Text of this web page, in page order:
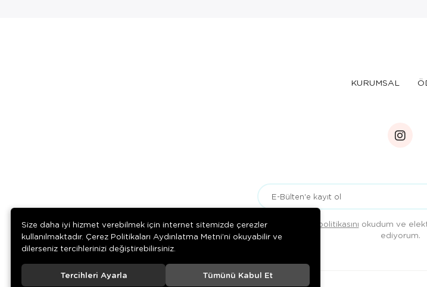
KURUMSAL
Gizlilik politikasını okudum ve
ediyorum.
Size daha iyi hizmet verebilmek için internet sitemizde çerezler
kullanılmaktadır. Çerez Politikaları Aydınlatma Metni’ni okuyabilir ve
dilerseniz tercihlerinizi değiştirebilirsiniz.
Tercihleri Ayarla Tümünü Kabul Et